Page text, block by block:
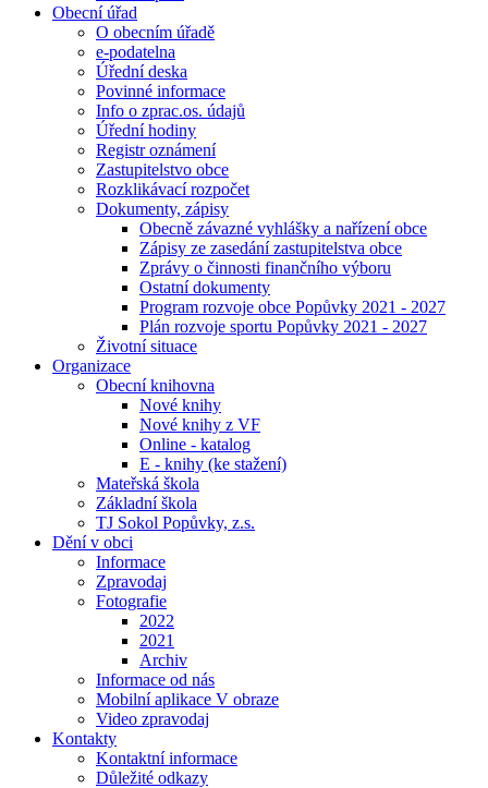
Obecní úřad
O obecním úřadě
e-podatelna
Úřední deska
Povinné informace
Info o zprac.os. údajů
Úřední hodiny
Registr oznámení
Zastupitelstvo obce
Rozklikávací rozpočet
Dokumenty, zápisy
Obecně závazné vyhlášky a nařízení obce
Zápisy ze zasedání zastupitelstva obce
Zprávy o činnosti finančního výboru
Ostatní dokumenty
Program rozvoje obce Popůvky 2021 - 2027
Plán rozvoje sportu Popůvky 2021 - 2027
Životní situace
Organizace
Obecní knihovna
Nové knihy
Nové knihy z VF
Online - katalog
E - knihy (ke stažení)
Mateřská škola
Základní škola
TJ Sokol Popůvky, z.s.
Dění v obci
Informace
Zpravodaj
Fotografie
2022
2021
Archiv
Informace od nás
Mobilní aplikace V obraze
Video zpravodaj
Kontakty
Kontaktní informace
Důležité odkazy